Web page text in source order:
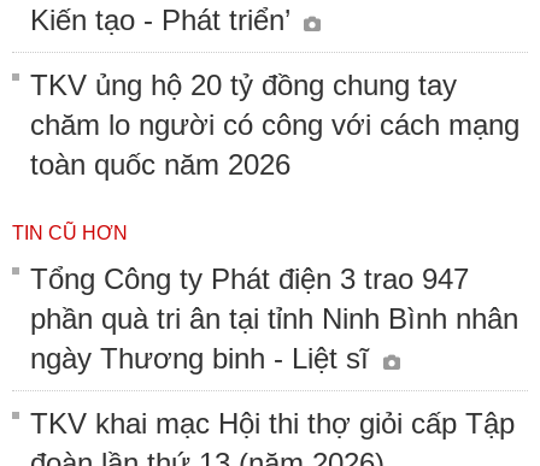
Kiến tạo - Phát triển’
TKV ủng hộ 20 tỷ đồng chung tay
chăm lo người có công với cách mạng
toàn quốc năm 2026
TIN CŨ HƠN
Tổng Công ty Phát điện 3 trao 947
phần quà tri ân tại tỉnh Ninh Bình nhân
ngày Thương binh - Liệt sĩ
TKV khai mạc Hội thi thợ giỏi cấp Tập